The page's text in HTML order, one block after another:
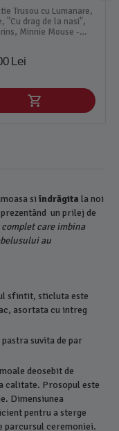
Trusou cu Lumanare,
"Cu drag de la nasi",
Minnie Mouse -
Lei
siîndrăgita la noi
un prilej de
complet care imbina
au
sfintit, sticluta este
asortata cu intreg
suvita de par
deosebit de
calitate. Prosopul este
Dimensiunea
pentru a sterge
parcursul ceremoniei.